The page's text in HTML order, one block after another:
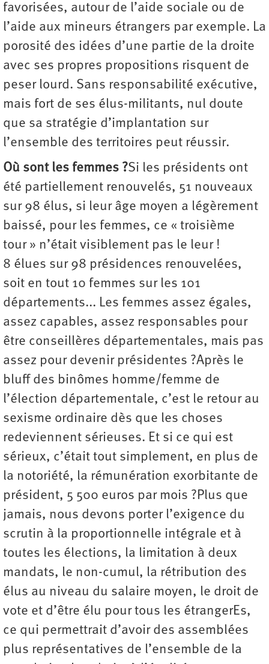
favorisées, autour de l’aide sociale ou de
l’aide aux mineurs étrangers par exemple. La
porosité des idées d’une partie de la droite
avec ses propres propositions risquent de
peser lourd. Sans responsabilité exécutive,
mais fort de ses élus-militants, nul doute
que sa stratégie d’implantation sur
l’ensemble des territoires peut réussir.
Où sont les femmes ?Si les présidents ont
été partiellement renouvelés, 51 nouveaux
sur 98 élus, si leur âge moyen a légèrement
baissé, pour les femmes, ce « troisième
tour » n’était visiblement pas le leur !
8 élues sur 98 présidences renouvelées,
soit en tout 10 femmes sur les 101
départements... Les femmes assez égales,
assez capables, assez responsables pour
être conseillères départementales, mais pas
assez pour devenir présidentes ?Après le
bluff des binômes homme/femme de
l’élection départementale, c’est le retour au
sexisme ordinaire dès que les choses
redeviennent sérieuses. Et si ce qui est
sérieux, c’était tout simplement, en plus de
la notoriété, la rémunération exorbitante de
président, 5 500 euros par mois ?Plus que
jamais, nous devons porter l’exigence du
scrutin à la proportionnelle intégrale et à
toutes les élections, la limitation à deux
mandats, le non-cumul, la rétribution des
élus au niveau du salaire moyen, le droit de
vote et d’être élu pour tous les étrangerEs,
ce qui permettrait d’avoir des assemblées
plus représentatives de l’ensemble de la